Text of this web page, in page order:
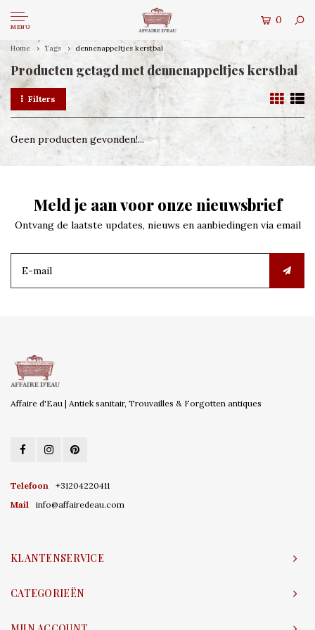
MENU
0
Home Tags dennenappeltjes kerstbal
Producten getagd met dennenappeltjes kerstbal
Filters
Geen producten gevonden!...
Meld je aan voor onze nieuwsbrief
Ontvang de laatste updates, nieuws en aanbiedingen via email
Affaire d'Eau | Antiek sanitair, Trouvailles & Forgotten antiques
Telefoon
+31204220411
Mail
info@affairedeau.com
KLANTENSERVICE
CATEGORIEËN